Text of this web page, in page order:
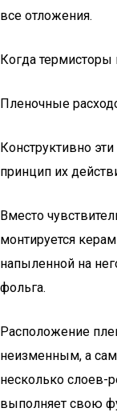
все отложения.
Когда
Пленочные
Конструктивно
принцип их
Вместо
монтируется
напыленной на
фольга.
Расположение
неизменным, а
несколько слоев-
выполняет свою